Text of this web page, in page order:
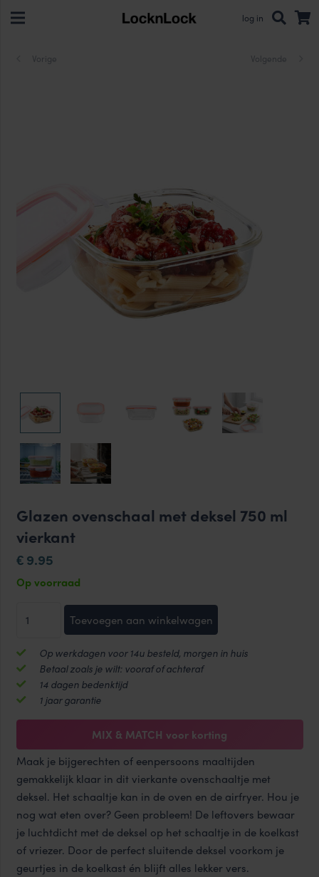
log in
Vorige Volgende
Glazen ovenschaal met deksel 750 ml
vierkant
€ 9.95
Op voorraad
ovenschaal
met
deksel
750
ml
vierkant
Toevoegen aan winkelwagen
Op werkdagen voor 14u besteld, morgen in huis
Betaal zoals je wilt: vooraf of achteraf
14 dagen bedenktijd
1 jaar garantie
MIX & MATCH voor korting
Maak je bijgerechten of eenpersoons maaltijden
gemakkelijk klaar in dit vierkante ovenschaaltje met
deksel. Het schaaltje kan in de oven en de airfryer. Hou je
nog wat eten over? Geen probleem! De leftovers bewaar
je luchtdicht met de deksel op het schaaltje in de koelkast
of vriezer. Door de perfect sluitende deksel voorkom je
geurtjes in de koelkast én blijft alles lekker vers.